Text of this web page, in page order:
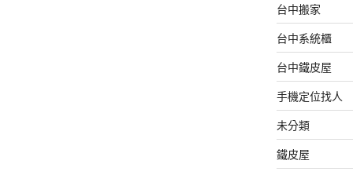
台中搬家
台中系統櫃
台中鐵皮屋
手機定位找人
未分類
鐵皮屋